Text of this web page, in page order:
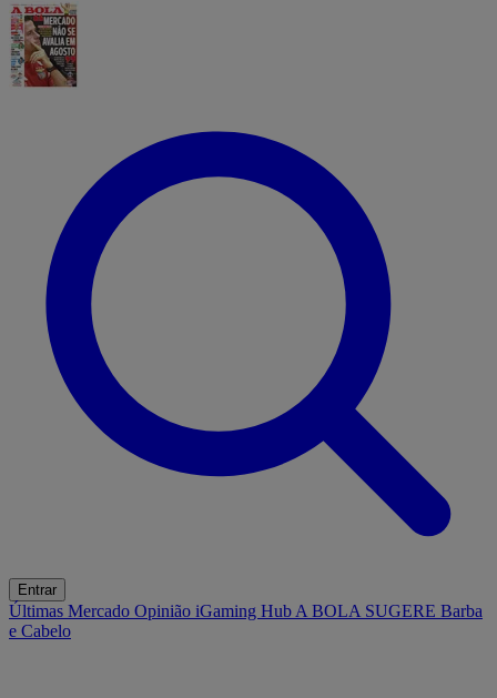
Entrar
Últimas Mercado Opinião iGaming Hub A BOLA SUGERE Barba
e Cabelo